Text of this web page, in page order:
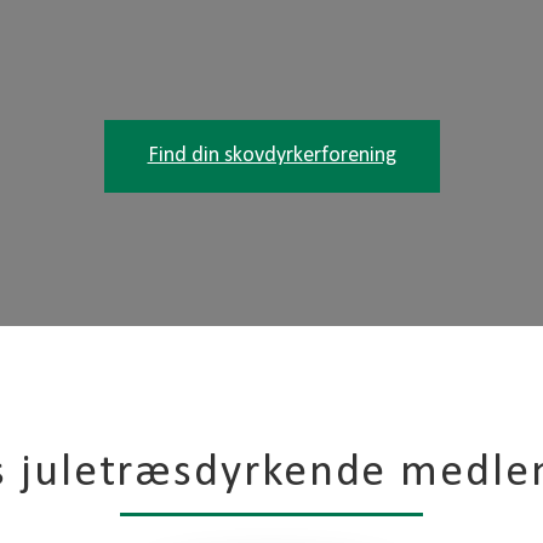
Find din skovdyrkerforening
juletræsdyrkende